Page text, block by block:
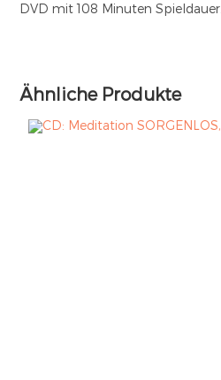
DVD mit 108 Minuten Spieldauer.
Ähnliche Produkte